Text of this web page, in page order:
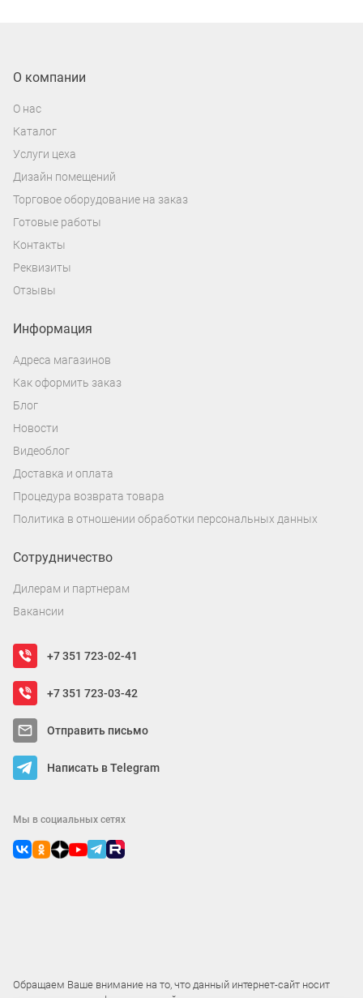
О компании
О нас
Каталог
Услуги цеха
Дизайн помещений
Торговое оборудование на заказ
Готовые работы
Контакты
Реквизиты
Отзывы
Информация
Адреса магазинов
Как оформить заказ
Блог
Новости
Видеоблог
Доставка и оплата
Процедура возврата товара
Политика в отношении обработки персональных данных
Сотрудничество
Дилерам и партнерам
Вакансии
+7 351 723-02-41
+7 351 723-03-42
Отправить письмо
Написать в Telegram
Мы в социальных сетях
Обращаем Ваше внимание на то, что данный интернет-сайт носит